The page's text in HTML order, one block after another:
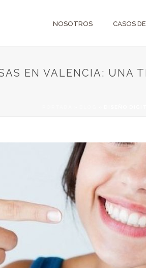
NOSOTROS CASOS
EN VALENCIA: UNA